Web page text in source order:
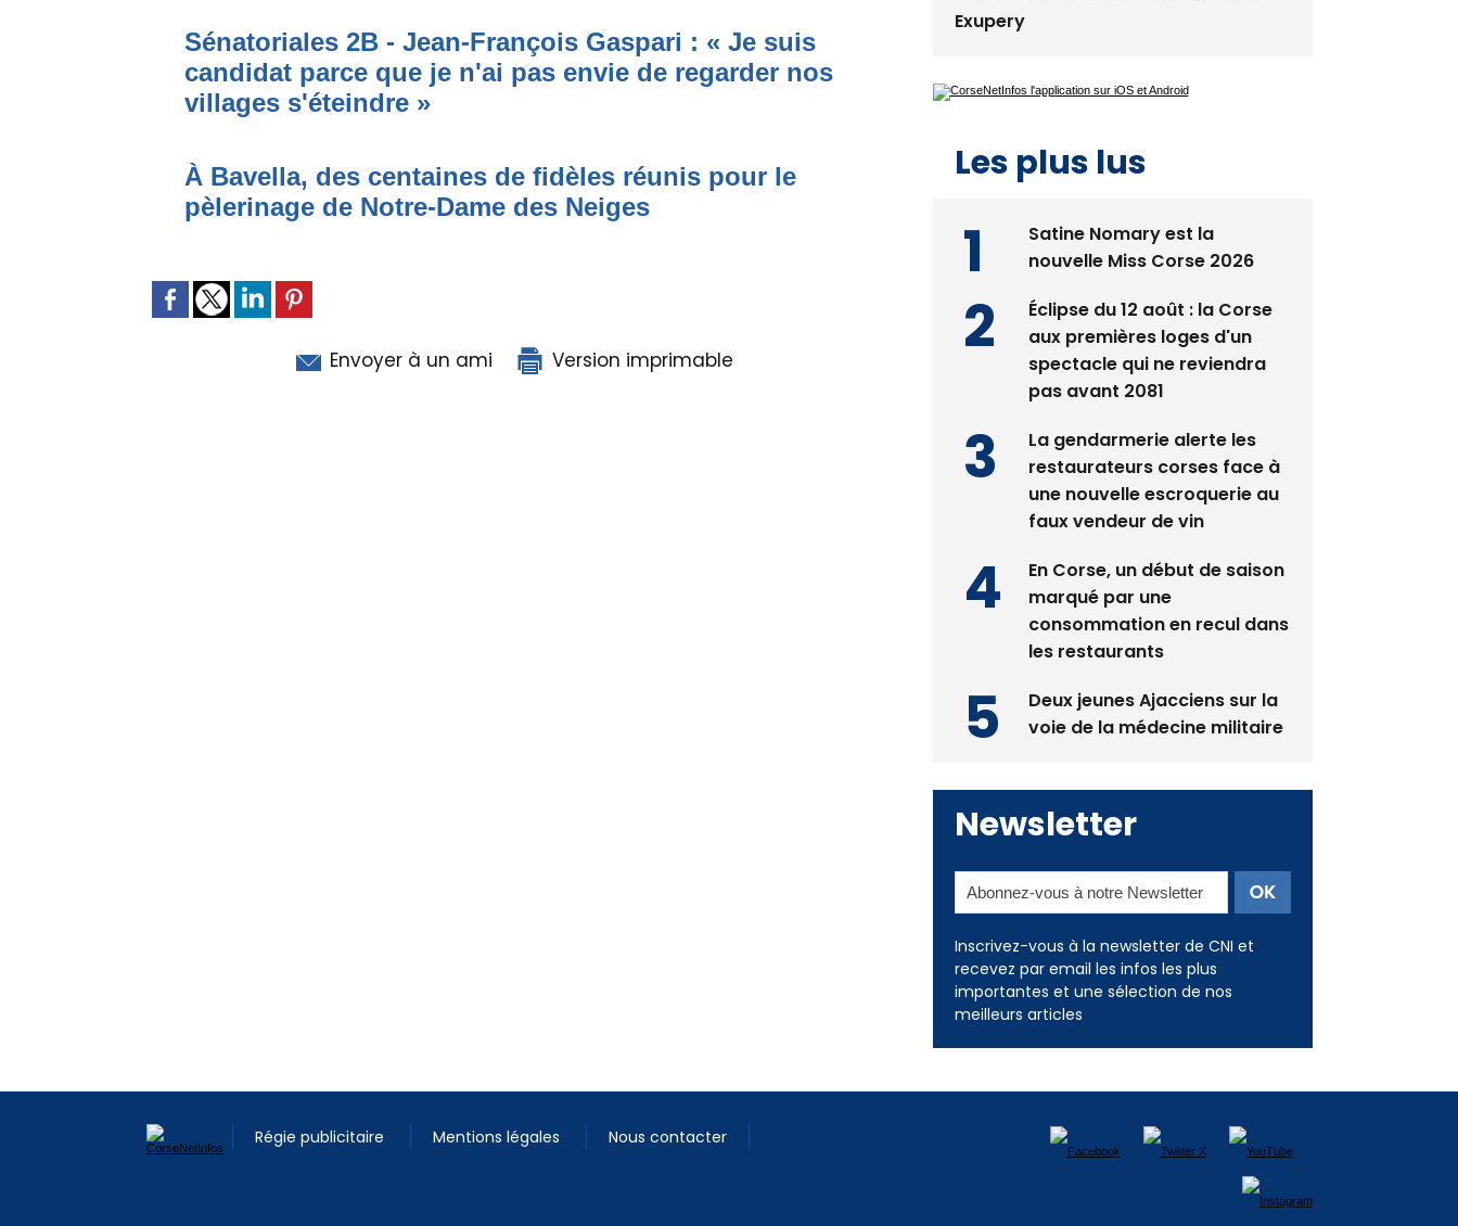
Sénatoriales 2B - Jean-François Gaspari : « Je suis
candidat parce que je n'ai pas envie de regarder nos
villages s'éteindre »
À Bavella, des centaines de fidèles réunis pour le
pèlerinage de Notre-Dame des Neiges
Envoyer à un ami Version imprimable
Exupery
Les plus lus
Satine Nomary est la
nouvelle Miss Corse 2026
Éclipse du 12 août : la Corse
aux premières loges d'un
spectacle qui ne reviendra
pas avant 2081
La gendarmerie alerte les
restaurateurs corses face à
une nouvelle escroquerie au
faux vendeur de vin
En Corse, un début de saison
marqué par une
consommation en recul dans
les restaurants
Deux jeunes Ajacciens sur la
voie de la médecine militaire
Newsletter
Inscrivez-vous à la newsletter de CNI et
recevez par email les infos les plus
importantes et une sélection de nos
meilleurs articles
Régie publicitaire Mentions légales Nous contacter